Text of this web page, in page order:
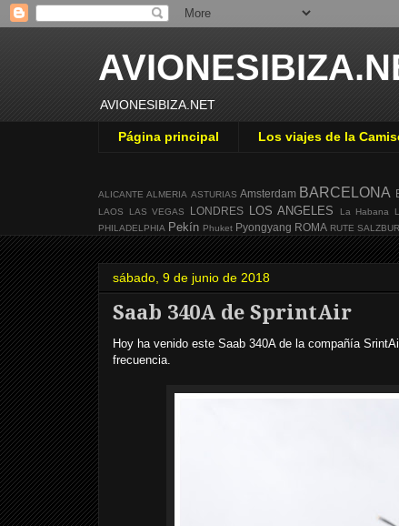
AVIONESIBIZA.NET
Página principal Los viajes de la
ALICANTE ALMERIA ASTURIAS Amsterdam BARCELONA
LAOS
LAS VEGAS LONDRES LOS ANGELES La Habana
PHILADELPHIA Pekín Phuket Pyongyang ROMA RUTE
sábado, 9 de junio de 2018
Saab 340A de SprintAir
Hoy ha venido este Saab 340A de la compañía
frecuencia.